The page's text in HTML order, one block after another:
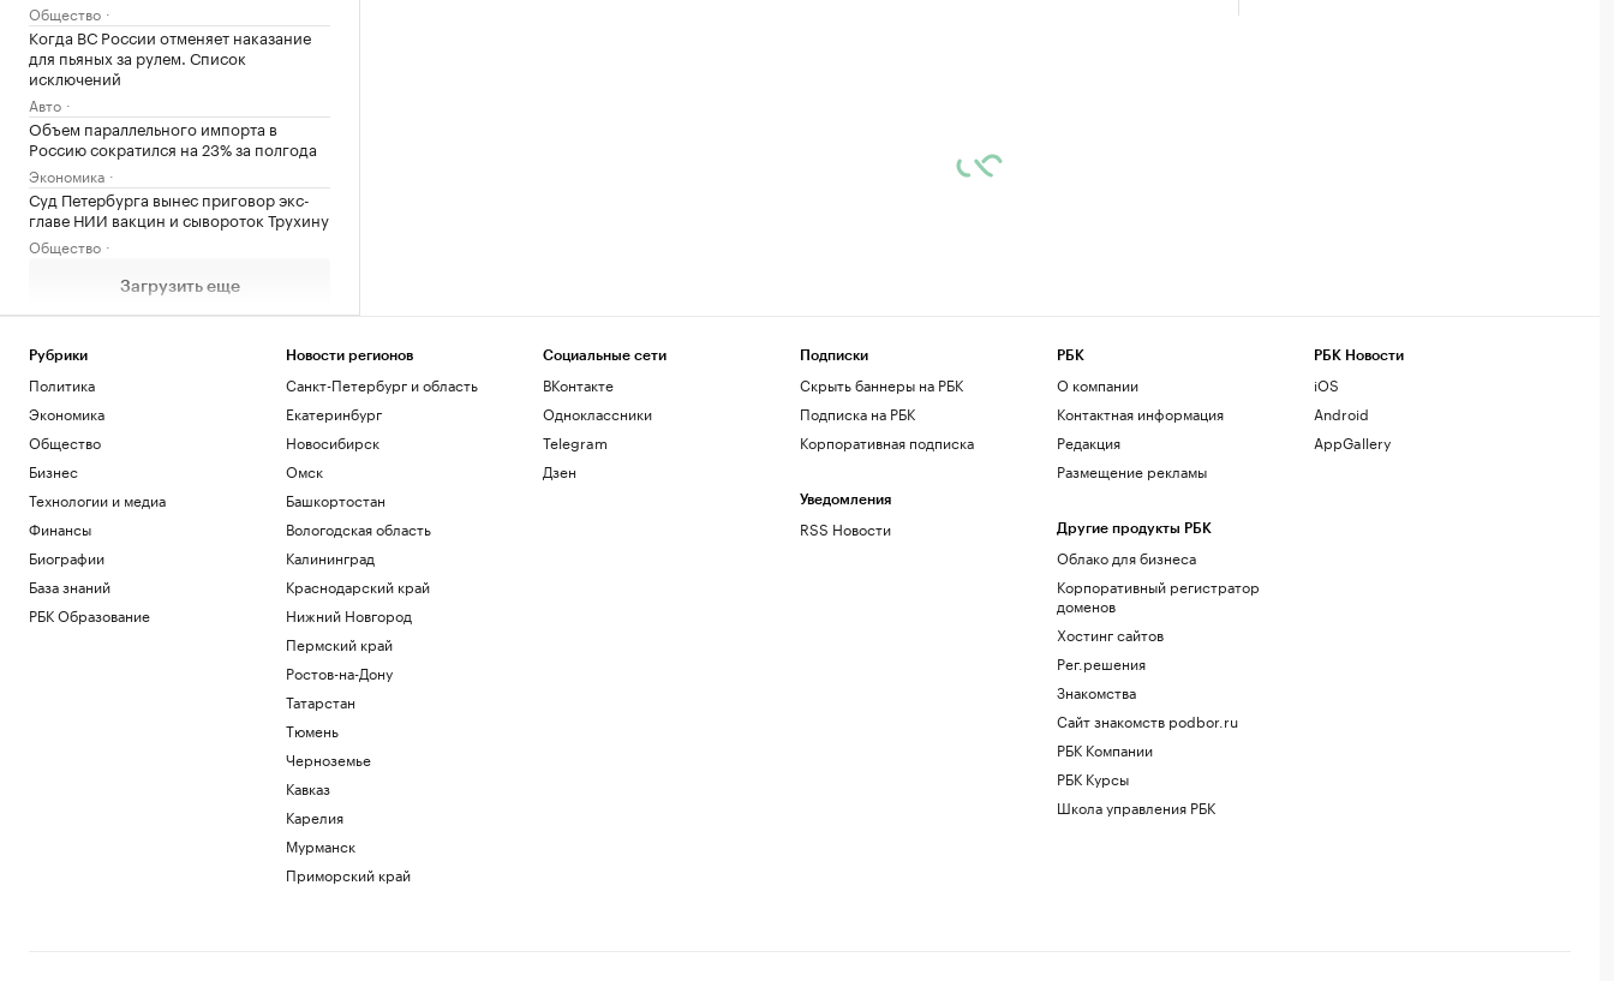
Общество
Когда ВС России отменяет наказание
для пьяных за рулем. Список
исключений
Авто
Объем параллельного импорта в
Россию сократился на 23% за полгода
Экономика
Суд Петербурга вынес приговор экс-
главе НИИ вакцин и сывороток Трухину
Общество
Загрузить еще
Рубрики
Политика
Экономика
Общество
Бизнес
Технологии и медиа
Финансы
Биографии
База знаний
РБК Образование
Новости регионов
Санкт-Петербург и область
Екатеринбург
Новосибирск
Омск
Башкортостан
Вологодская область
Калининград
Краснодарский край
Нижний Новгород
Пермский край
Ростов-на-Дону
Татарстан
Тюмень
Черноземье
Кавказ
Карелия
Мурманск
Приморский край
Социальные сети
ВКонтакте
Одноклассники
Telegram
Дзен
Подписки
Скрыть баннеры на РБК
Подписка на РБК
Корпоративная подписка
Уведомления
RSS Новости
РБК
О компании
Контактная информация
Редакция
Размещение рекламы
Другие продукты РБК
Облако для бизнеса
Корпоративный регистратор
доменов
Хостинг сайтов
Рег.решения
Знакомства
Сайт знакомств podbor.ru
РБК Компании
РБК Курсы
Школа управления РБК
РБК Новости
iOS
Android
AppGallery